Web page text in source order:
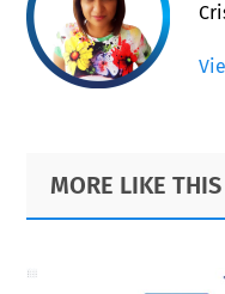
Primary
Sidebar
Footer
MORE LIKE THIS